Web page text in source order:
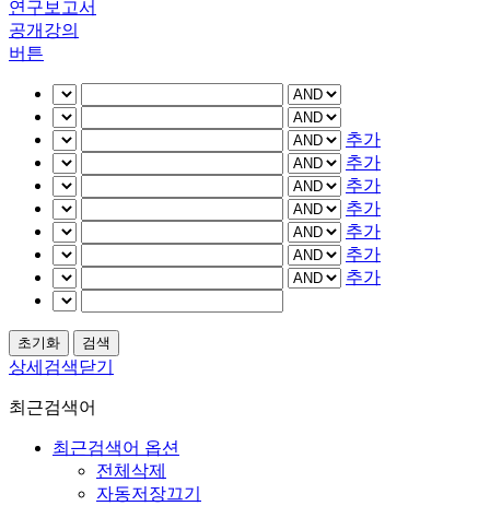
연구보고서
공개강의
버튼
추가
추가
추가
추가
추가
추가
추가
상세검색닫기
최근검색어
최근검색어 옵션
전체삭제
자동저장끄기